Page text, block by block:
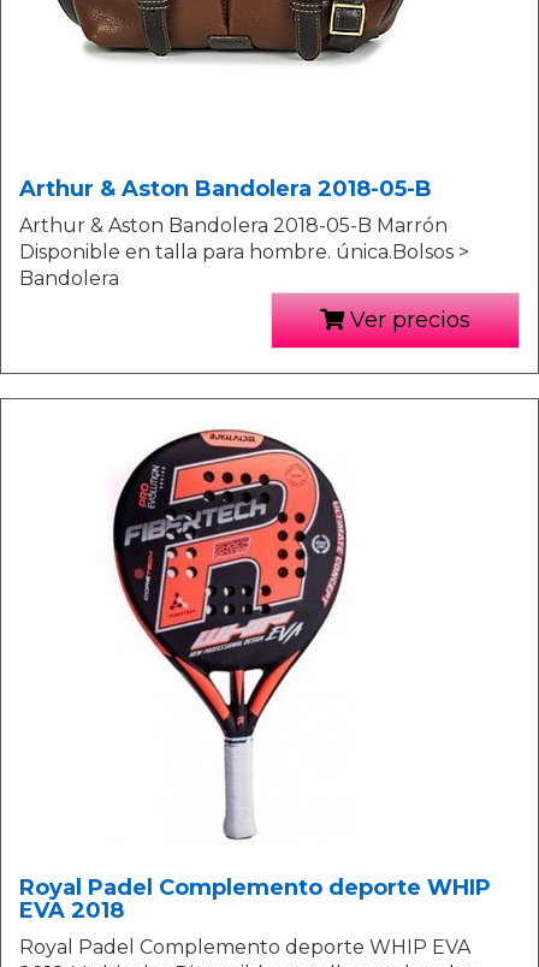
Arthur & Aston Bandolera 2018-05-B
Arthur & Aston Bandolera 2018-05-B Marrón
Disponible en talla para hombre. única.Bolsos >
Bandolera
Ver precios
Royal Padel Complemento deporte WHIP
EVA 2018
Royal Padel Complemento deporte WHIP EVA